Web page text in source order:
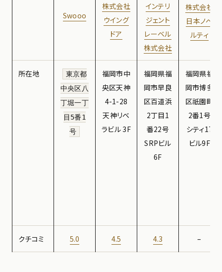
Swooo
株式会社
ウイング
ドア
インテリ
ジェント
レーベル
株式会社
株式会社
日本ノベ
ルティ
所在地
東京都
中央区八
丁堀一丁
目5番1
号
福岡市中
央区天神
4-1-28
天神リベ
ラビル 3F
福岡県福
岡市早良
区百道浜
2丁目1
番22号
SRPビル
6F
福岡県福
岡市博多
区祇園町
2番1号
シティ17
ビル9F
クチコミ 5.0 4.5 4.3 –